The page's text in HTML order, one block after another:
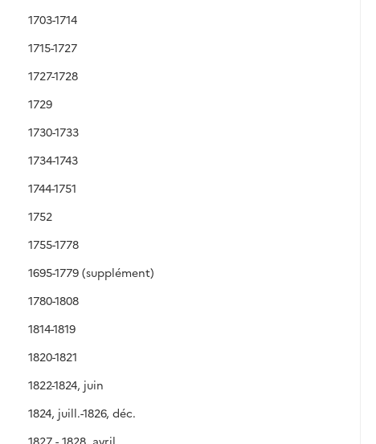
1703-1714
1715-1727
1727-1728
1729
1730-1733
1734-1743
1744-1751
1752
1755-1778
1695-1779 (supplément)
1780-1808
1814-1819
1820-1821
1822-1824, juin
1824, juill.-1826, déc.
1827 - 1828, avril